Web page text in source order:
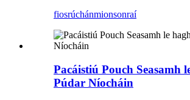
fiosrúchánmionsonraí
Pacáistiú Pouch Seasamh
Púdar Níocháin